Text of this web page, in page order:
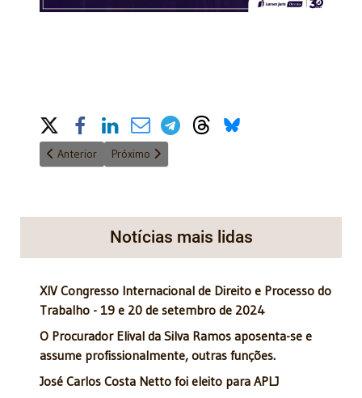
Share on Social Media
Artigo anterior: I Simpósio de Direito Ambiental, Agrário e
Anterior Próximo artigo: Simpósio 2019 - Filosofia do
Próximo
Notícias mais lidas
XIV Congresso Internacional de Direito e Processo do
Trabalho - 19 e 20 de setembro de 2024
O Procurador Elival da Silva Ramos aposenta-se e
assume profissionalmente, outras funções.
José Carlos Costa Netto foi eleito para APLJ